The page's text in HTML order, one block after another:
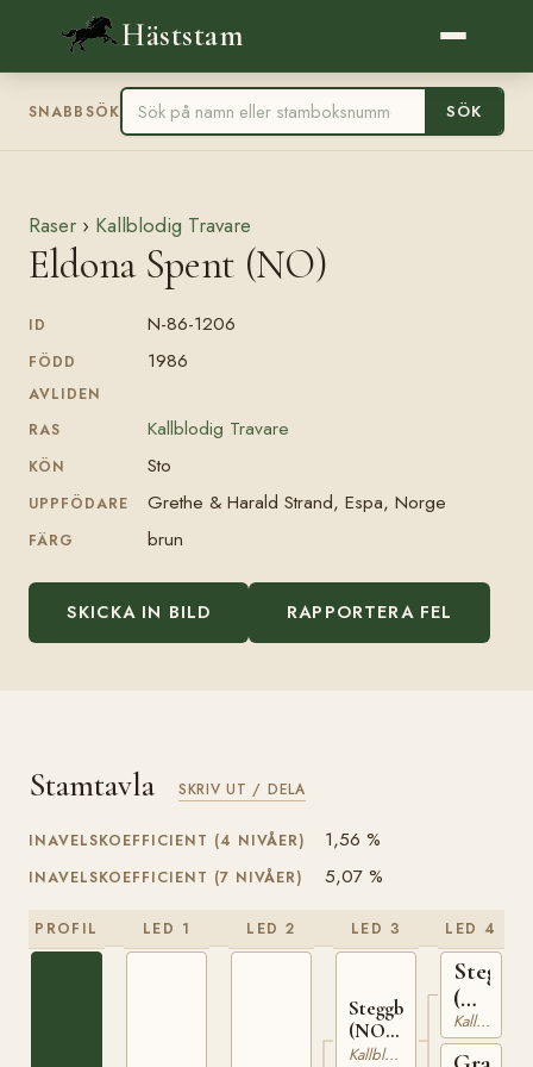
Häststam
SNABBSÖK SÖK
Raser › Kallblodig Travare
Eldona Spent (NO)
ID N-86-1206
FÖDD 1986
AVLIDEN
RAS
Kallblodig Travare
KÖN Sto
UPPFÖDARE Grethe & Harald Strand, Espa, Norge
FÄRG brun
SKICKA IN BILD RAPPORTERA FEL
Stamtavla SKRIV UT / DELA
INAVELSKOEFFICIENT (4 NIVÅER) 1,56 %
INAVELSKOEFFICIENT (7 NIVÅER) 5,07 %
PROFIL LED 1 LED 2 LED 3
Steggbest
(NO)
T-233Kallblodig Travare
LED 4
Stegg
(NO)
T-
169
Kallblodig Travare